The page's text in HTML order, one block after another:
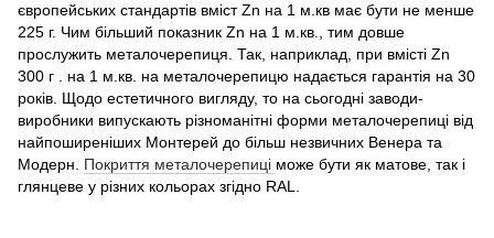
європейських стандартів вміст Zn на 1 м.кв має бути не менше
225 г. Чим більший показник Zn на 1 м.кв., тим довше
прослужить металочерепиця. Так, наприклад, при вмісті Zn
300 г . на 1 м.кв. на металочерепицю надається гарантія на 30
років. Щодо естетичного вигляду, то на сьогодні заводи-
виробники випускають різноманітні форми металочерепиці від
найпоширеніших Монтерей до більш незвичних Венера та
Модерн. Покриття металочерепиці може бути як матове, так і
глянцеве у різних кольорах згідно RAL.